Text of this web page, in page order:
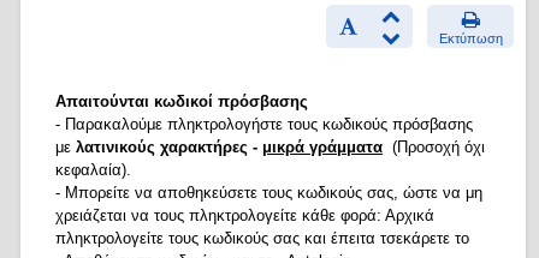
Εκτύπωση
Απαιτούνται κωδικοί πρόσβασης
- Παρακαλούμε πληκτρολογήστε τους κωδικούς πρόσβασης
με λατινικούς χαρακτήρες - μικρά γράμματα (Προσοχή όχι
κεφαλαία).
- Μπορείτε να αποθηκεύσετε τους κωδικούς σας, ώστε να μη
χρειάζεται να τους πληκτρολογείτε κάθε φορά: Αρχικά
πληκτρολογείτε τους κωδικούς σας και έπειτα τσεκάρετε το